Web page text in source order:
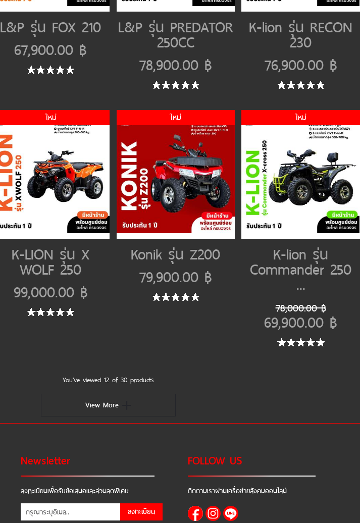
L&P รุ่น FOX 210
67,900.00 ฿
L&P รุ่น PREDATOR
250CC
78,900.00 ฿
K-lion รุ่น RECON
230
76,900.00 ฿
ใหม่
K-LION รุ่น X
WOLF 250
99,000.00 ฿
ใหม่
Konik รุ่น Z200
79,900.00 ฿
ใหม่
K-lion รุ่น
Commander 250
...
78,000.00 ฿
69,900.00 ฿
You've viewed 12 of 30 products
View More
Newsletter
ลงทะเบียนเพื่อรับข้อเสนอและส่วนลดพิเศษ
ลงทะเบียน
FOLLOW US
ติดตามเราผ่านเครื่อข่ายสังคมออนไลน์